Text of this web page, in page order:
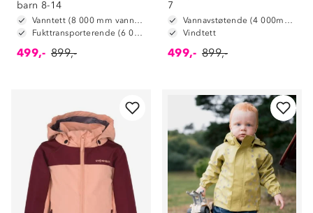
barn 8-14
Vanntett (8 000 mm vannsøyle)
Fukttransporterende (6 000 g/m2/24t)
499,- 899,-
7
Vannavstøtende (4 000mm vannsøyle)
Vindtett
499,- 899,-